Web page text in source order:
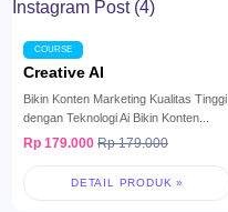
COURSE
Creative AI
Bikin Konten Marketing Kualitas Tinggi
dengan Teknologi Ai Bikin Konten...
Rp 179.000 Rp 179.000
DETAIL PRODUK »